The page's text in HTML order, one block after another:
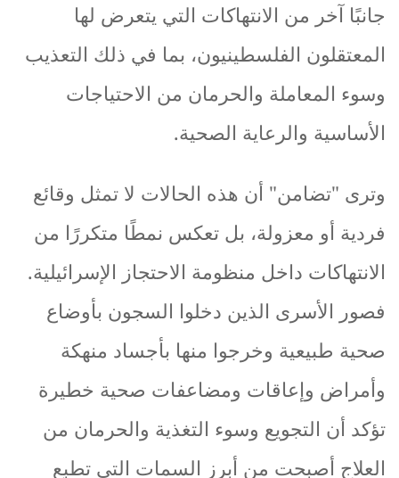
جانبًا آخر من الانتهاكات التي يتعرض لها
المعتقلون الفلسطينيون، بما في ذلك التعذيب
وسوء المعاملة والحرمان من الاحتياجات
الأساسية والرعاية الصحية.
وترى "تضامن" أن هذه الحالات لا تمثل وقائع
فردية أو معزولة، بل تعكس نمطًا متكررًا من
الانتهاكات داخل منظومة الاحتجاز الإسرائيلية.
فصور الأسرى الذين دخلوا السجون بأوضاع
صحية طبيعية وخرجوا منها بأجساد منهكة
وأمراض وإعاقات ومضاعفات صحية خطيرة
تؤكد أن التجويع وسوء التغذية والحرمان من
العلاج أصبحت من أبرز السمات التي تطبع